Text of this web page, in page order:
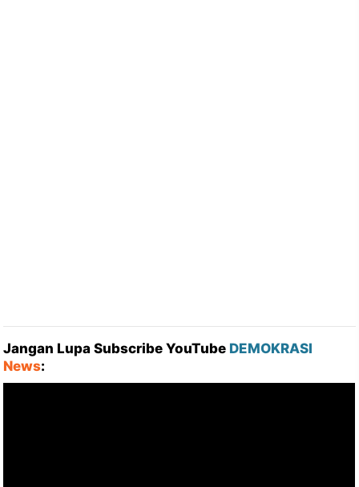
Jangan Lupa Subscribe YouTube DEMOKRASI
News: